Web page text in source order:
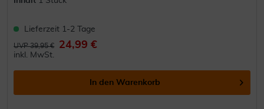
Lieferzeit 1-2 Tage
UVP 39,95 € 24,99 €
inkl. MwSt.
In den Warenkorb